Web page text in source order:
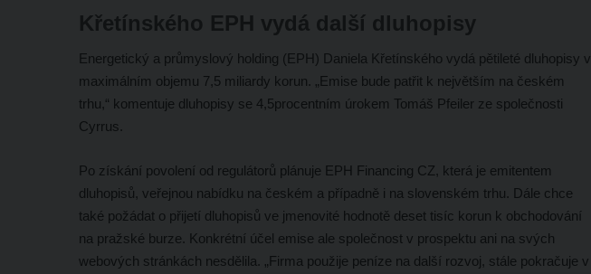
Křetínského EPH vydá další dluhopisy
Energetický a průmyslový holding (EPH) Daniela Křetínského vydá pětileté dluhopisy v
maximálním objemu 7,5 miliardy korun. „Emise bude patřit k největším na českém
trhu,“ komentuje dluhopisy se 4,5procentním úrokem Tomáš Pfeiler ze společnosti
Cyrrus.
Po získání povolení od regulátorů plánuje EPH Financing CZ, která je emitentem
dluhopisů, veřejnou nabídku na českém a případně i na slovenském trhu. Dále chce
také požádat o přijetí dluhopisů ve jmenovité hodnotě deset tisíc korun k obchodování
na pražské burze. Konkrétní účel emise ale společnost v prospektu ani na svých
webových stránkách nesdělila. „Firma použije peníze na další rozvoj, stále pokračuje v